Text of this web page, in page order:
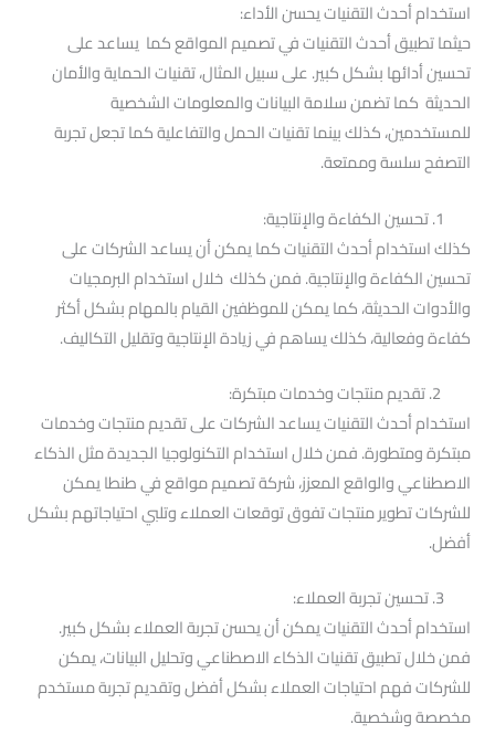
استخدام أحدث التقنيات يحسن الأداء:
حيثما تطبيق أحدث التقنيات في تصميم المواقع كما يساعد على
تحسين أدائها بشكل كبير. على سبيل المثال، تقنيات الحماية والأمان
الحديثة كما تضمن سلامة البيانات والمعلومات الشخصية
للمستخدمين، كذلك بينما تقنيات الحمل والتفاعلية كما تجعل تجربة
التصفح سلسة وممتعة.
كذلك استخدام أحدث التقنيات كما يمكن أن يساعد الشركات على
تحسين الكفاءة والإنتاجية. فمن كذلك خلال استخدام البرمجيات
والأدوات الحديثة، كما يمكن للموظفين القيام بالمهام بشكل أكثر
كفاءة وفعالية، كذلك يساهم في زيادة الإنتاجية وتقليل التكاليف.
استخدام أحدث التقنيات يساعد الشركات على تقديم منتجات وخدمات
مبتكرة ومتطورة. فمن خلال استخدام التكنولوجيا الجديدة مثل الذكاء
الاصطناعي والواقع المعزز، شركة تصميم مواقع في طنطا يمكن
للشركات تطوير منتجات تفوق توقعات العملاء وتلبي احتياجاتهم بشكل
أفضل.
استخدام أحدث التقنيات يمكن أن يحسن تجربة العملاء بشكل كبير.
فمن خلال تطبيق تقنيات الذكاء الاصطناعي وتحليل البيانات، يمكن
للشركات فهم احتياجات العملاء بشكل أفضل وتقديم تجربة مستخدم
مخصصة وشخصية.